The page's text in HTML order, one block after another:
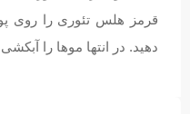
قرمز هلس تئوری را روی
دهید. در انتها موها را آبکشی